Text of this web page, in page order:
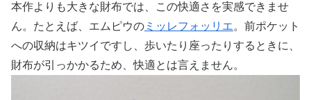
本作よりも大きな財布では、この快適さを実感できませ
ん。たとえば、エムピウの ミッレフォッリエ。前ポケット
への収納はキツイですし、歩いたり座ったりするときに、
財布が引っかかるため、快適とは言えません。